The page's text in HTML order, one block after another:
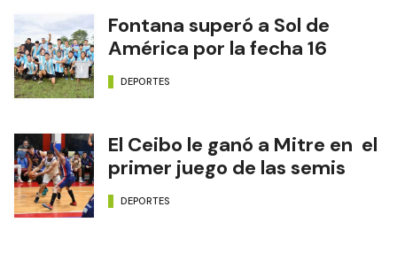
NOTAS RELACIONADAS
A Toda Costa regresa al
Paseo Ferroviario
Todo listo para el comienzo
de la pretemporada de